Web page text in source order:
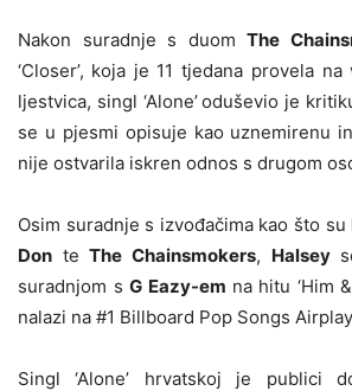
Nakon suradnje s duomThe
‘Closer’, koja je 11 tjedana provela
ljestvica, singl ‘Alone’oduševio je
se u pjesmi opisuje kao uznemirenu
nije ostvarila iskren odnos s drugom
Osim suradnje s izvođačima kao što su
Don teThe Chainsmokers, Halsey
suradnjom sG Eazy-em na hitu ‘Him
nalazi na #1 Billboard Pop Songs
Singl ‘Alone’ hrvatskoj je publici